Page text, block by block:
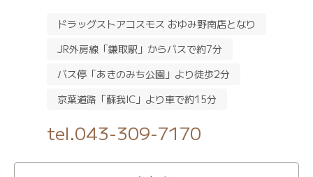
ドラッグストアコスモス おゆみ野南店となり
JR外房線「鎌取駅」からバスで約7分
バス停「あきのみち公園」より徒歩2分
京葉道路「蘇我IC」より車で約15分
tel.043-309-7170